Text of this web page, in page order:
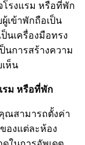
โรงแรม หรือที่พัก
เข้าพักถือเป็น
ป็นเครื่องมือทรง
นการสร้างความ
ห็น
รม หรือที่พัก
ณสามารถตั้งค่า
องแต่ละห้อง